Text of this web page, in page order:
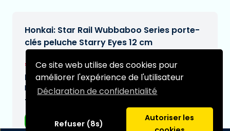
Ce site web utilise des cookies pour
améliorer l'expérience de l'utilisateur
Déclaration de confidentialité
Refuser (8s)
Autoriser les
Honkai: Star Rail Wubbaboo Series porte-
clés peluche Starry Eyes 12 cm
€22,99 [Sous réserve de modifications]
Date de livraison prévue:
N/A
Type:
Accessoires